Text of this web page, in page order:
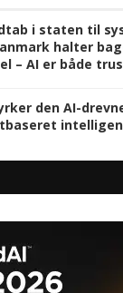
i staten til
halter
– AI er både
den AI-